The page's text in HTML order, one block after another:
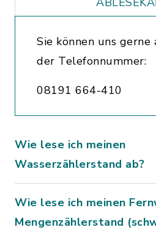
Sie können uns
der Telefonnummer:
08191 664-410
Wie lese ich meinen
Wasserzählerstand ab?
Wie lese ich meinen
Mengenzählerstand